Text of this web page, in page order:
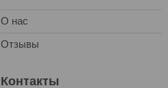
О нас
Отзывы